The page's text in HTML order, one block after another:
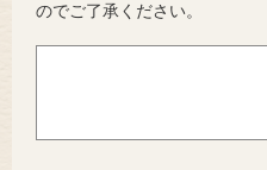
のでご了承ください。